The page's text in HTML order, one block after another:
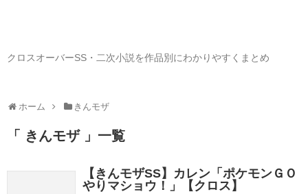
クロスオーバーSS・二次小説を作品別にわかりやすくまとめ
ホーム きんモザ
「 きんモザ 」一覧
【きんモザSS】カレン「ポケモンＧＯ
やりマショウ！」【クロス】